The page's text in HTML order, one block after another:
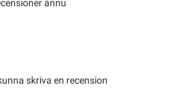
ännu
skriva en recension